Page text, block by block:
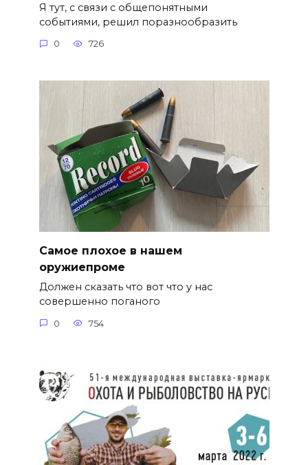
Я тут, с связи с общепонятными
событиями, решил поразнообразить
0 726
Самое плохое в нашем
оружиепроме
Должен сказать что вот что у нас
совершенно поганого
0 754